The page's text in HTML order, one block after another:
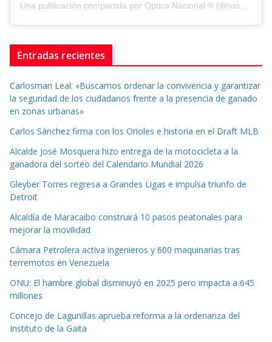
Una publicación compartida por Optica Nacional ® (@tuopticanacional)
Entradas recientes
Carlosman Leal: «Buscamos ordenar la convivencia y garantizar
la seguridad de los ciudadanos frente a la presencia de ganado
en zonas urbanas»
Carlos Sánchez firma con los Orioles e historia en el Draft MLB
Alcalde José Mosquera hizo entrega de la motocicleta a la
ganadora del sorteo del Calendario Mundial 2026
Gleyber Torres regresa a Grandes Ligas e impulsa triunfo de
Detroit
Alcaldía de Maracaibo construirá 10 pasos peatonales para
mejorar la movilidad
Cámara Petrolera activa ingenieros y 600 maquinarias tras
terremotos en Venezuela
ONU: El hambre global disminuyó en 2025 pero impacta a 645
millones
Concejo de Lagunillas aprueba reforma a la ordenanza del
Instituto de la Gaita